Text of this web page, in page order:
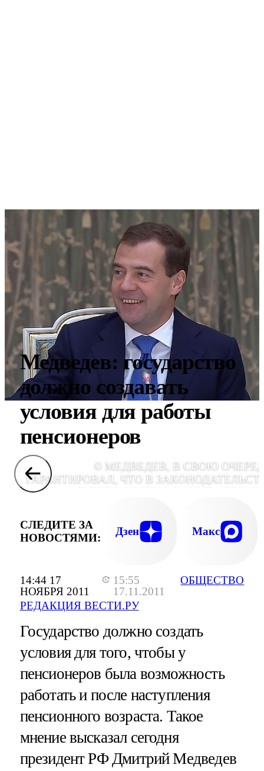
14:44 17
НОЯБРЯ 2011
15:55
17.11.2011
РЕДАКЦИЯ ВЕСТИ.РУ
ОБЩЕСТВО
Медведев: государство
должно создавать
условия для работы
пенсионеров
© МЕДВЕДЕВ, В СВОЮ
ГАРАНТИРОВАЛ, ЧТО В
ВОЗРАСТА, ИХ РАБОТОДАТЕЛИ
ПРОСТО ВЫСТАВЛЯЮТ НА
СЛЕДИТЕ ЗА
НОВОСТЯМИ:
Дзен Макс
Государство должно создать
условия для того, чтобы у
пенсионеров была возможность
работать и после наступления
пенсионного возраста. Такое
мнение высказал сегодня
президент РФ Дмитрий Медведев